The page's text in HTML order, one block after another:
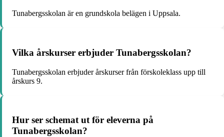
Tunabergsskolan är en grundskola belägen i Uppsala.
Vilka årskurser erbjuder Tunabergsskolan?
Tunabergsskolan erbjuder årskurser från förskoleklass upp till
årskurs 9.
Hur ser schemat ut för eleverna på
Tunabergsskolan?